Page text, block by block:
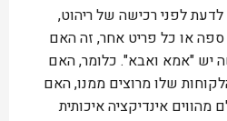
לדעת לפני רכישה של ריהוט,
ספה או כל פריט אחר, זה האם
יש "אמא ואבא". כלומר, האם
שלו מרוצים ממנו, האם
מהווים אינדיקציה איכותית